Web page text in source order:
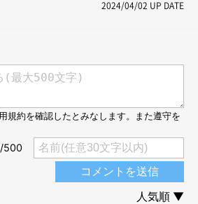
2024/04/02 UP DATE